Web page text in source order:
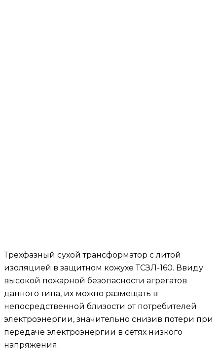
Трехфазный сухой трансформатор с литой
изоляцией в защитном кожухе ТСЗЛ-160. Ввиду
высокой пожарной безопасности агрегатов
данного типа, их можно размещать в
непосредственной близости от потребителей
электроэнергии, значительно снизив потери при
передаче электроэнергии в сетях низкого
напряжения.